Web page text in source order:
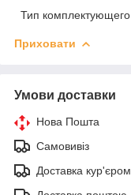
Тип комплектующего
Приховати
Умови доставки
Нова Пошта
Самовивіз
Доставка кур'єром